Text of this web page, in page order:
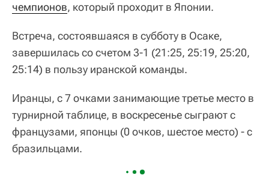
чемпионов, который проходит в Японии.
Встреча, состоявшаяся в субботу в Осаке,
завершилась со счетом 3-1 (21:25, 25:19, 25:20,
25:14) в пользу иранской команды.
Иранцы, с 7 очками занимающие третье место в
турнирной таблице, в воскресенье сыграют с
французами, японцы (0 очков, шестое место) - с
бразильцами.